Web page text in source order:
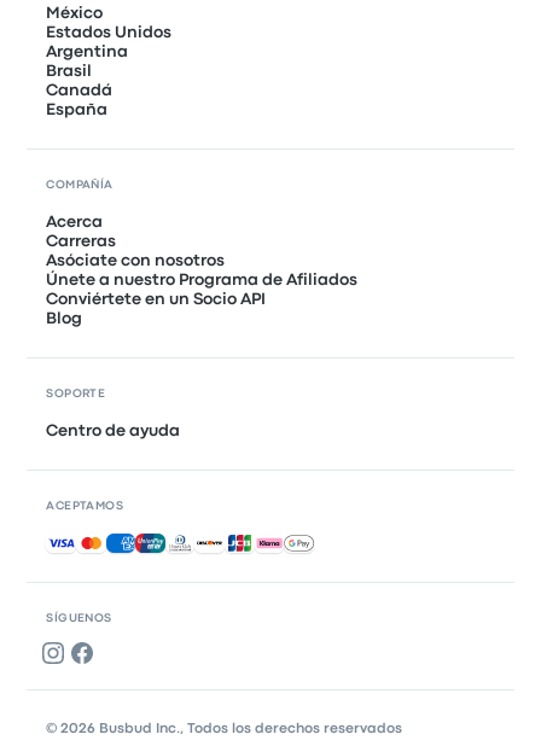
SÍGUENOS
México
Estados Unidos
Argentina
Brasil
Canadá
España
COMPAÑÍA
Acerca
Carreras
Asóciate con nosotros
Únete a nuestro Programa de Afiliados
Conviértete en un Socio API
Blog
SOPORTE
Centro de ayuda
ACEPTAMOS
Pagos aceptados
© 2026 Busbud Inc., Todos los derechos reservados